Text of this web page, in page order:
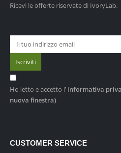
Ricevi le offerte riservate di IvoryLab.
Ho letto e accetto l’ informativa
nuova finestra)
CUSTOMER SERVICE